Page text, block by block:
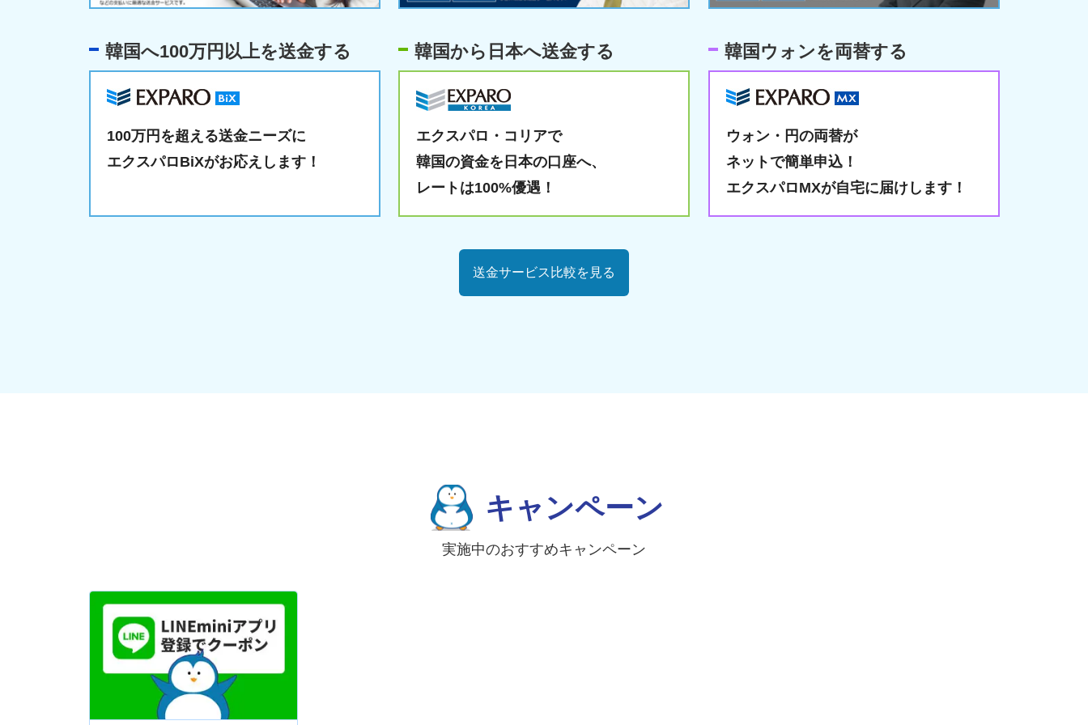
韓国へ100万円以上を送金する
100万円を超える送金ニーズに
エクスパロBiXがお応えします！
韓国から日本へ送金する
エクスパロ・コリアで
韓国の資金を日本の口座へ、
レートは100%優遇！
韓国ウォンを両替する
ウォン・円の両替が
ネットで簡単申込！
エクスパロMXが自宅に届けします！
送金サービス比較を見る
キャンペーン
実施中のおすすめキャンペーン